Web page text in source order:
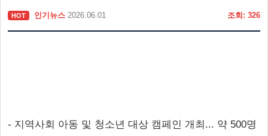
HOT 인기뉴스 2026.06.01 조회: 326
- 지역사회 아동 및 청소년 대상 캠페인 개최... 약 500명